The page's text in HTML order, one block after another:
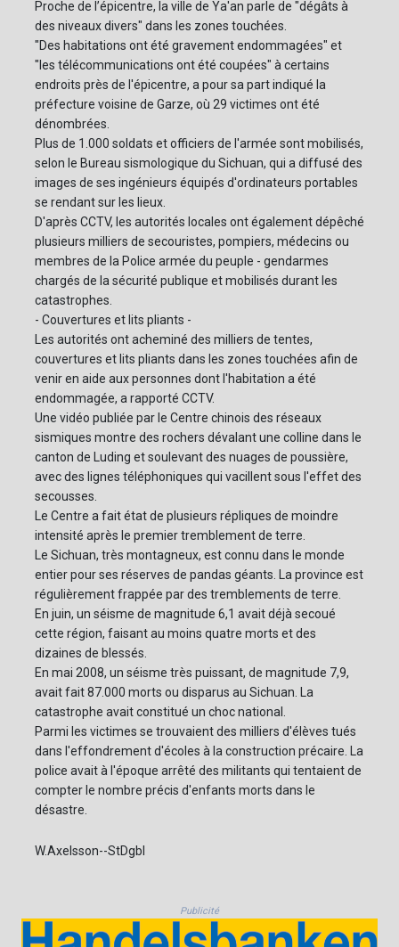
Proche de l’épicentre, la ville de Ya'an parle de "dégâts à
des niveaux divers" dans les zones touchées.
"Des habitations ont été gravement endommagées" et
"les télécommunications ont été coupées" à certains
endroits près de l'épicentre, a pour sa part indiqué la
préfecture voisine de Garze, où 29 victimes ont été
dénombrées.
Plus de 1.000 soldats et officiers de l'armée sont mobilisés,
selon le Bureau sismologique du Sichuan, qui a diffusé des
images de ses ingénieurs équipés d'ordinateurs portables
se rendant sur les lieux.
D'après CCTV, les autorités locales ont également dépêché
plusieurs milliers de secouristes, pompiers, médecins ou
membres de la Police armée du peuple - gendarmes
chargés de la sécurité publique et mobilisés durant les
catastrophes.
- Couvertures et lits pliants -
Les autorités ont acheminé des milliers de tentes,
couvertures et lits pliants dans les zones touchées afin de
venir en aide aux personnes dont l'habitation a été
endommagée, a rapporté CCTV.
Une vidéo publiée par le Centre chinois des réseaux
sismiques montre des rochers dévalant une colline dans le
canton de Luding et soulevant des nuages de poussière,
avec des lignes téléphoniques qui vacillent sous l'effet des
secousses.
Le Centre a fait état de plusieurs répliques de moindre
intensité après le premier tremblement de terre.
Le Sichuan, très montagneux, est connu dans le monde
entier pour ses réserves de pandas géants. La province est
régulièrement frappée par des tremblements de terre.
En juin, un séisme de magnitude 6,1 avait déjà secoué
cette région, faisant au moins quatre morts et des
dizaines de blessés.
En mai 2008, un séisme très puissant, de magnitude 7,9,
avait fait 87.000 morts ou disparus au Sichuan. La
catastrophe avait constitué un choc national.
Parmi les victimes se trouvaient des milliers d'élèves tués
dans l'effondrement d'écoles à la construction précaire. La
police avait à l'époque arrêté des militants qui tentaient de
compter le nombre précis d'enfants morts dans le
désastre.
W.Axelsson--StDgbl
Publicité